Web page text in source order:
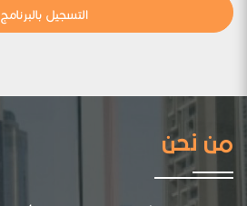
التسجيل بالبرنامج
من نحن